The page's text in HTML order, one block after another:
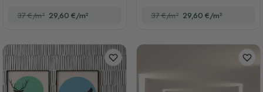
37 €/m² 29,60 €/m² 37 €/m² 29,60 €/m²